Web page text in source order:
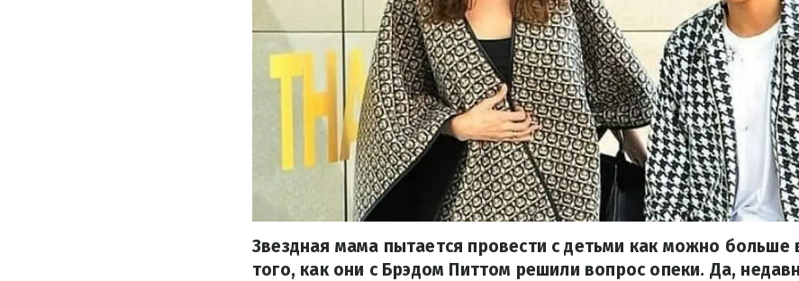
Звездная мама пытается провести с детьми как можно больше
того, как они с Брэдом Питтом решили вопрос опеки. Да,